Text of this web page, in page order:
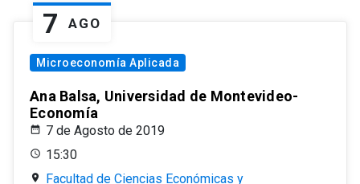
7 AGO
Microeconomía Aplicada
Ana Balsa, Universidad de Montevideo-
Economía
7 de Agosto de 2019
15:30
Facultad de Ciencias Económicas y